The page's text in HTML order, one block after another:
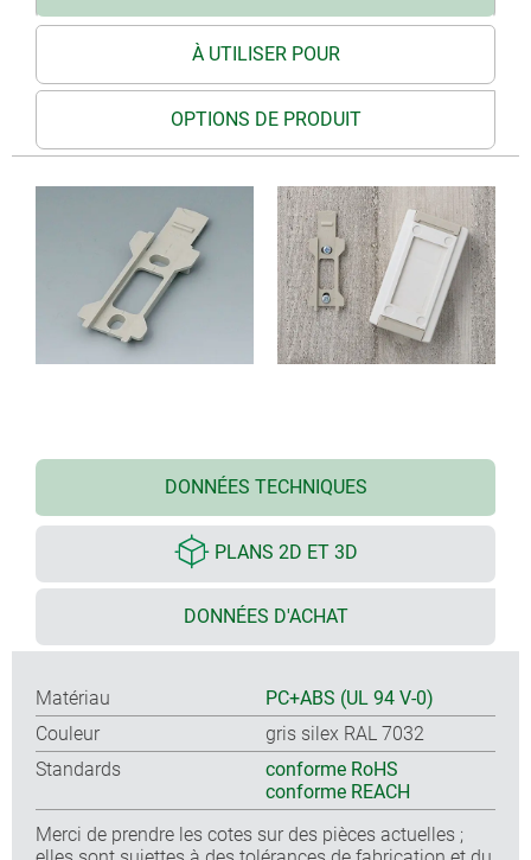
À UTILISER POUR
OPTIONS DE PRODUIT
DONNÉES TECHNIQUES
PLANS 2D ET 3D
DONNÉES D'ACHAT
Matériau
PC+ABS (UL 94 V-0)
Couleur
gris silex RAL 7032
Standards
conforme RoHS
conforme REACH
Merci de prendre les cotes sur des pièces actuelles ;